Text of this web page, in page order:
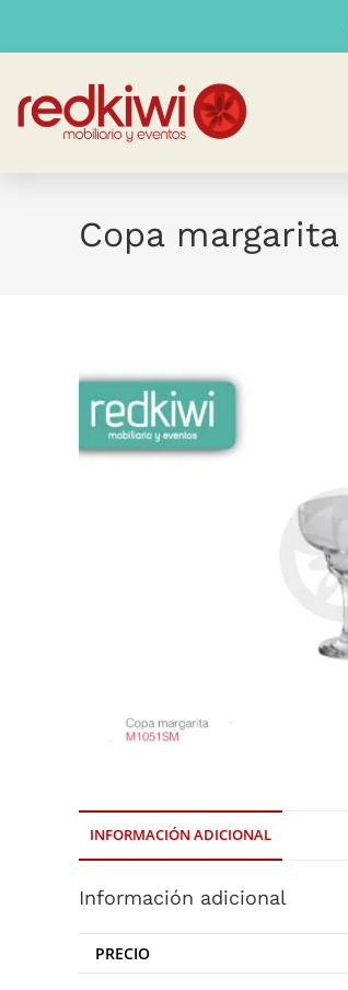
Copa margarita
INFORMACIÓN ADICIONAL
Información adicional
PRECIO